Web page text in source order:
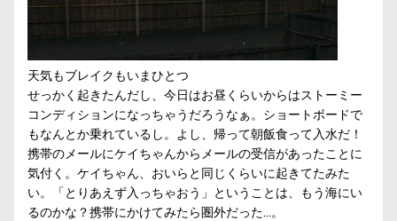
天気もブレイクもいまひとつ
せっかく起きたんだし、今日はお昼くらいからはストーミー
コンディションになっちゃうだろうなぁ。ショートボードで
もなんとか乗れているし。よし、帰って朝飯食って入水だ！
携帯のメールにケイちゃんからメールの受信があったことに
気付く。ケイちゃん、おいらと同じくらいに起きてたみた
い。「とりあえず入っちゃおう」ということは、もう海にい
るのかな？携帯にかけてみたら圏外だった…。